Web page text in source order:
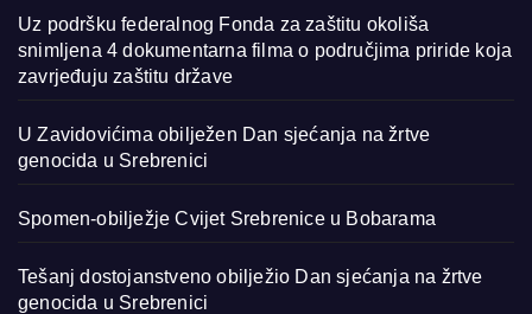
Uz podršku federalnog Fonda za zaštitu okoliša
snimljena 4 dokumentarna filma o područjima priride koja
zavrjeđuju zaštitu države
U Zavidovićima obilježen Dan sjećanja na žrtve
genocida u Srebrenici
Spomen-obilježje Cvijet Srebrenice u Bobarama
Tešanj dostojanstveno obilježio Dan sjećanja na žrtve
genocida u Srebrenici